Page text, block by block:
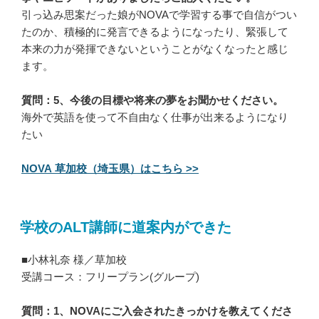
引っ込み思案だった娘がNOVAで学習する事で自信がつい
たのか、積極的に発言できるようになったり、緊張して
本来の力が発揮できないということがなくなったと感じ
ます。
質問：5、今後の目標や将来の夢をお聞かせください。
海外で英語を使って不自由なく仕事が出来るようになり
たい
NOVA 草加校（埼玉県）はこちら >>
学校のALT講師に道案内ができた
■小林礼奈 様／草加校
受講コース：フリープラン(グループ)
質問：1、NOVAにご入会されたきっかけを教えてくださ